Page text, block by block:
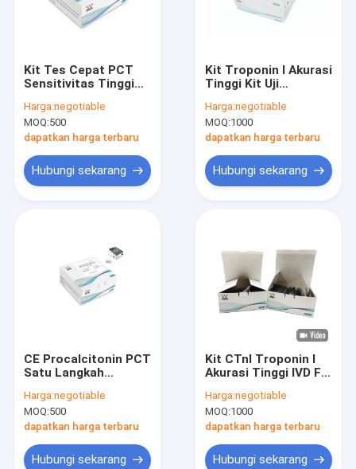
Tentang kami
Permintaan Penawaran
News
Kit Tes Cepat PCT
Sensitivitas Tinggi
Diagnostik Uji
Imunokromatografi
Harga:negotiable
MOQ:500
dapatkan harga terbaru
Hubungi sekarang
Kit Troponin I Akurasi
Tinggi Kit Uji
FIA
Harga:negotiable
MOQ:1000
dapatkan harga terbaru
Hubungi sekarang
CE Procalcitonin PCT
Satu Langkah
Dengan Fluorescence
Immunoassay
Analyzer
Harga:negotiable
MOQ:500
dapatkan harga terbaru
Hubungi sekarang
Kit CTnI Troponin I
Akurasi Tinggi IVD FIA
Test Kit
Harga:negotiable
MOQ:1000
dapatkan harga terbaru
Hubungi sekarang